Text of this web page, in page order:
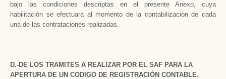
bajo las condiciones descriptas en el presente Anexo, cuya
habilitación se efectuara al momento de la contabilización de cada
una de las contrataciones realizadas.
D.-DE LOS TRAMITES A REALIZAR POR EL SAF PARA LA
APERTURA DE UN CODIGO DE REGISTRACIÓN CONTABLE.